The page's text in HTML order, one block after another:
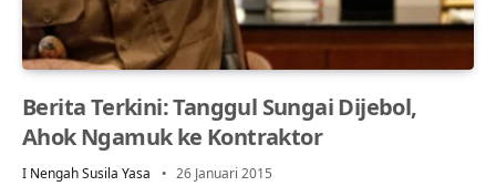
Berita Terkini: Tanggul Sungai Dijebol,
Ahok Ngamuk ke Kontraktor
I Nengah Susila Yasa 26 Januari 2015